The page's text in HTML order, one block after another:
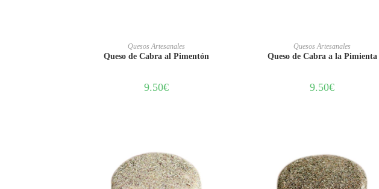
LEER MÁS
Quesos Artesanales
Queso de Cabra al Pimentón
9.50€
AÑADIR AL CARRITO
Quesos Artesanales
Queso de Cabra a la Pimienta
9.50€